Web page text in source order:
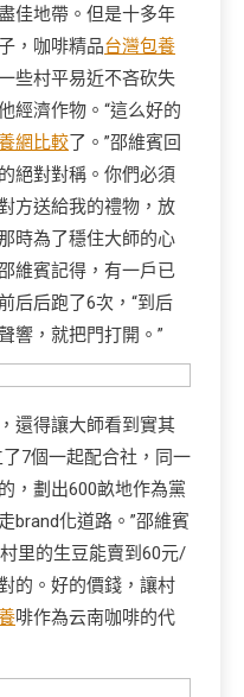
佳地帶。但是十多年
，咖啡精品台灣包養
些村平易近不吝砍失
經濟作物。“這么好的
網比較了。”邵維賓回
絕對對稱。你們必須
方送給我的禮物，放
時為了穩住大師的心
維賓記得，有一戶已
后后跑了6次，“到后
響，就把門打開。”
還得讓大師看到實其
7個一起配合社，同一
，劃出600畝地作為黨
brand化道路。”邵維賓
里的生豆能賣到60元/
的。好的價錢，讓村
啡作為云南咖啡的代